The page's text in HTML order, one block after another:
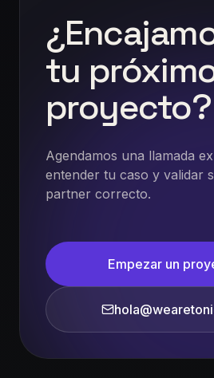
tu
proyecto?
Agendamos una llamada
entender tu caso y validar
partner correcto.
Empezar un